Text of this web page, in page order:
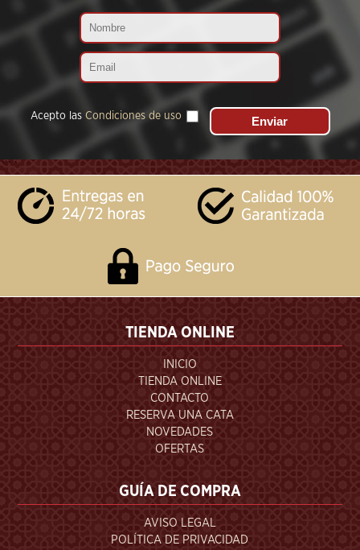
Acepto las Condiciones de uso
```
TIENDA ONLINE
INICIO
TIENDA ONLINE
CONTACTO
RESERVA UNA CATA
NOVEDADES
OFERTAS
GUÍA DE COMPRA
AVISO LEGAL
POLÍTICA DE PRIVACIDAD